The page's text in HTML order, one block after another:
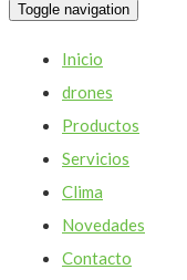
Toggle navigation
Inicio
drones
Productos
Servicios
Clima
Novedades
Contacto